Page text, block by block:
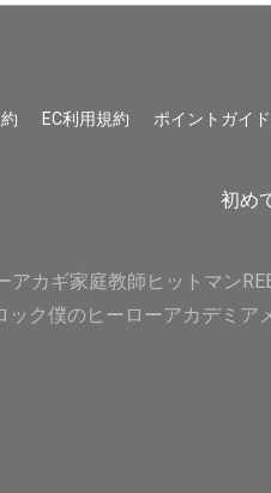
EC利用規約 ポイントガイ
初め
アカギ家庭教師ヒットマン
ック僕のヒーローアカデミア